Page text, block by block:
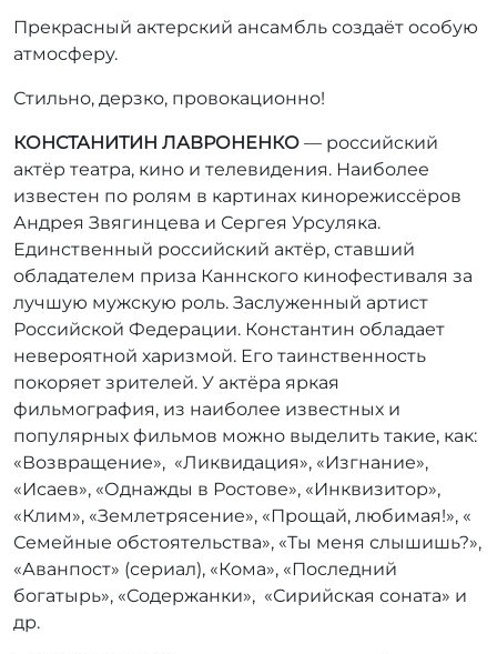
Прекрасный актерский ансамбль создаёт особую
атмосферу.
Стильно, дерзко, провокационно!
КОНСТАНИТИН ЛАВРОНЕНКО — российский
актёр театра, кино и телевидения. Наиболее
известен по ролям в картинах кинорежиссёров
Андрея Звягинцева и Сергея Урсуляка.
Единственный российский актёр, ставший
обладателем приза Каннского кинофестиваля за
лучшую мужскую роль. Заслуженный артист
Российской Федерации. Константин обладает
невероятной харизмой. Его таинственность
покоряет зрителей. У актёра яркая
фильмография, из наиболее известных и
популярных фильмов можно выделить такие, как:
«Возвращение», «Ликвидация», «Изгнание»,
«Исаев», «Однажды в Ростове», «Инквизитор»,
«Клим», «Землетрясение», «Прощай, любимая!», «
Семейные обстоятельства», «Ты меня слышишь?»,
«Аванпост» (сериал), «Кома», «Последний
богатырь», «Содержанки», «Сирийская соната» и
др.